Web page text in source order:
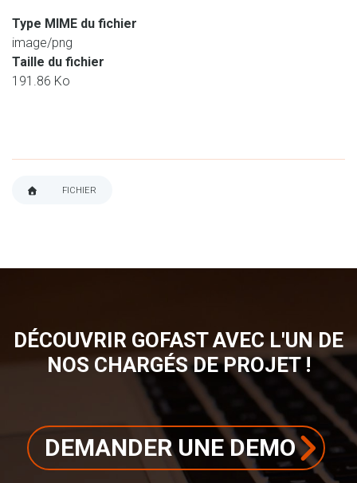
Type MIME du fichier
image/png
Taille du fichier
191.86 Ko
FICHIER
DÉCOUVRIR GOFAST AVEC L'UN DE
NOS CHARGÉS DE PROJET !
DEMANDER UNE DEMO